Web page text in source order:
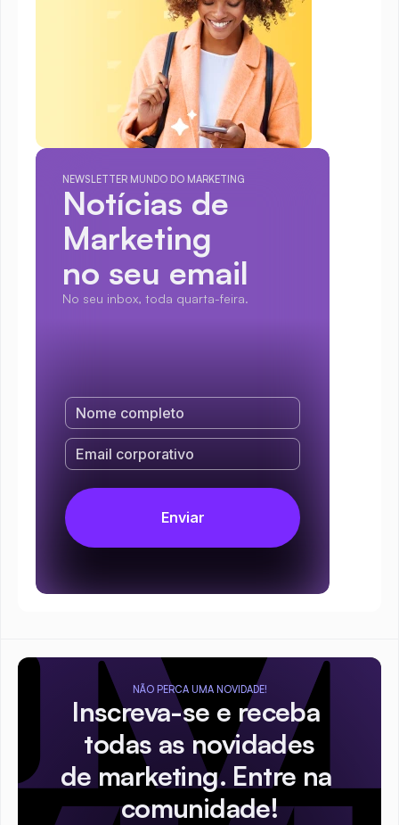
NEWSLETTER MUNDO DO MARKETING
Notícias de
Marketing
no seu email
No seu inbox, toda quarta-feira.
NÃO PERCA UMA NOVIDADE!
Inscreva-se e receba
todas as novidades
de marketing. Entre na
comunidade!